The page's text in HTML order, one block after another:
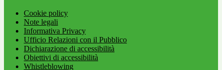
Cookie policy
Note legali
Informativa Privacy
Ufficio Relazioni con il Pubblico
Dichiarazione di accessibilità
Obiettivi di accessibilità
Whistleblowing